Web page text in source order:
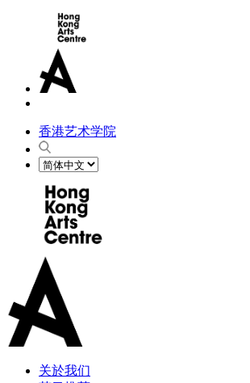
香港艺术学院
关於我们